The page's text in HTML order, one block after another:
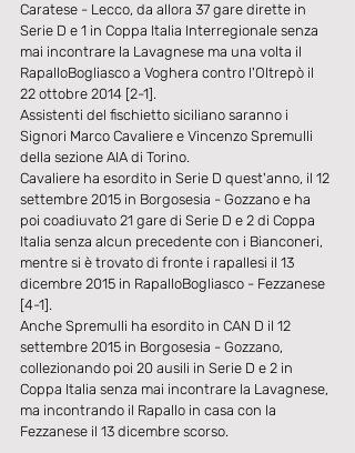
Caratese - Lecco, da allora 37 gare dirette in
Serie D e 1 in Coppa Italia Interregionale senza
mai incontrare la Lavagnese ma una volta il
RapalloBogliasco a Voghera contro l'Oltrepò il
22 ottobre 2014 [2-1].
Assistenti del fischietto siciliano saranno i
Signori Marco Cavaliere e Vincenzo Spremulli
della sezione AIA di Torino.
Cavaliere ha esordito in Serie D quest'anno, il 12
settembre 2015 in Borgosesia - Gozzano e ha
poi coadiuvato 21 gare di Serie D e 2 di Coppa
Italia senza alcun precedente con i Bianconeri,
mentre si è trovato di fronte i rapallesi il 13
dicembre 2015 in RapalloBogliasco - Fezzanese
[4-1].
Anche Spremulli ha esordito in CAN D il 12
settembre 2015 in Borgosesia - Gozzano,
collezionando poi 20 ausili in Serie D e 2 in
Coppa Italia senza mai incontrare la Lavagnese,
ma incontrando il Rapallo in casa con la
Fezzanese il 13 dicembre scorso.